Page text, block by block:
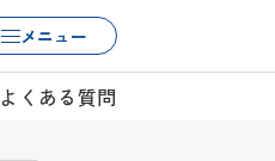
メニュー
よくある質問